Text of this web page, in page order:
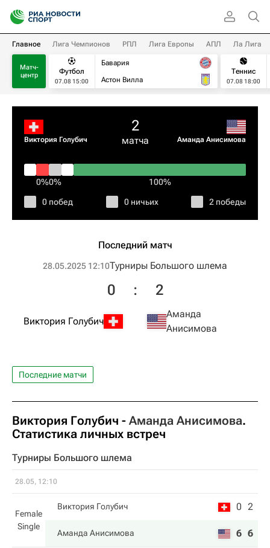
Главное Лига Чемпионов РПЛ Лига Европы АПЛ Ла Лига
Матч-
центр
Футбол
07.08 15:00
Бавария
Астон Вилла
Теннис
07.08 18:00
Виктория Голубич
2
матча Аманда Анисимова
0%0% 100%
0 побед 0 ничьих 2 победы
Последний матч
28.05.2025 12:10Турниры Большого шлема
Виктория Голубич
0 : 2
Аманда
Анисимова
Последние матчи
Виктория Голубич - Аманда Анисимова.
Статистика личных встреч
Турниры Большого шлема
28.05, 12:10
Female
Single
Виктория Голубич 0 2
Аманда Анисимова 6 6